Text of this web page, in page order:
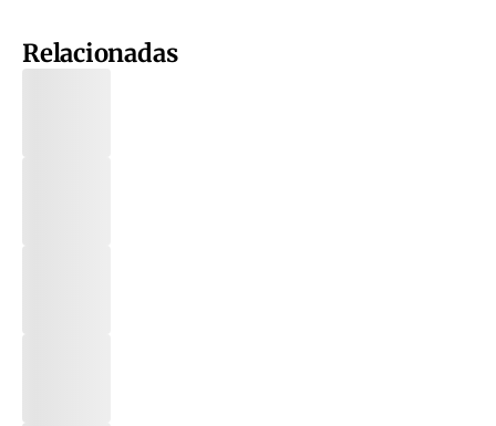
Relacionadas